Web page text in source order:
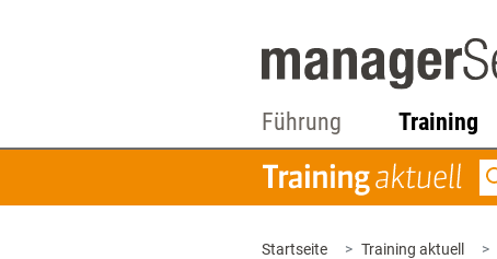
Führung Training
Startseite Training aktuell